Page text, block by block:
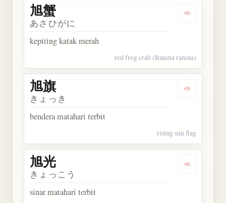
Dengarkan
旭蟹
あさひがに
kepiting katak merah
red frog crab (Ranina ranina)
Dengarkan
旭旗
きょっき
bendera matahari terbit
rising sun flag
Dengarkan
旭光
きょっこう
sinar matahari terbit